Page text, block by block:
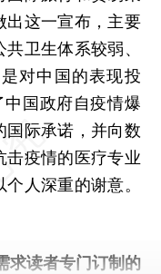
出这一宣布，主要
卫生体系较弱、
对中国的表现投
中国政府自疫情爆
国际承诺，并向数
击疫情的医疗专业
人深重的谢意。
求读者专门订制的